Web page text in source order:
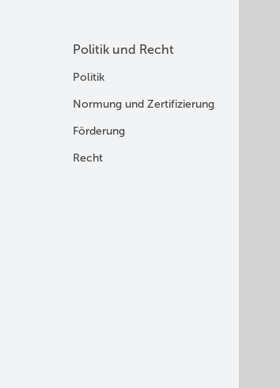
Politik und Recht
Politik
Normung und Zertifizierung
Förderung
Recht